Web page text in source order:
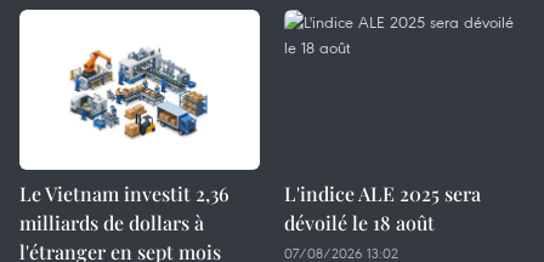
Le Vietnam investit 2,36
milliards de dollars à
l'étranger en sept mois
L'indice ALE 2025 sera
dévoilé le 18 août
07/08/2026 13:02